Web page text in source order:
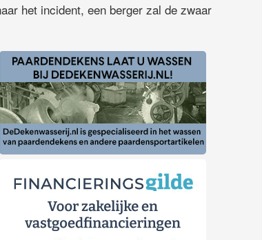
het incident, een berger zal de zwaar